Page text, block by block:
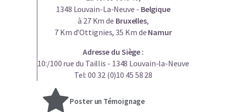
1348 Louvain-La-Neuve - Belgique
à 27 Km de Bruxelles,
7 Km d’Ottignies, 35 Km de Namur
Adresse du Siège :
10:/100 rue du Taillis - 1348 Louvain-la-Neuve
Tel: 00 32 (0)10 45 58 28
Poster un Témoignage